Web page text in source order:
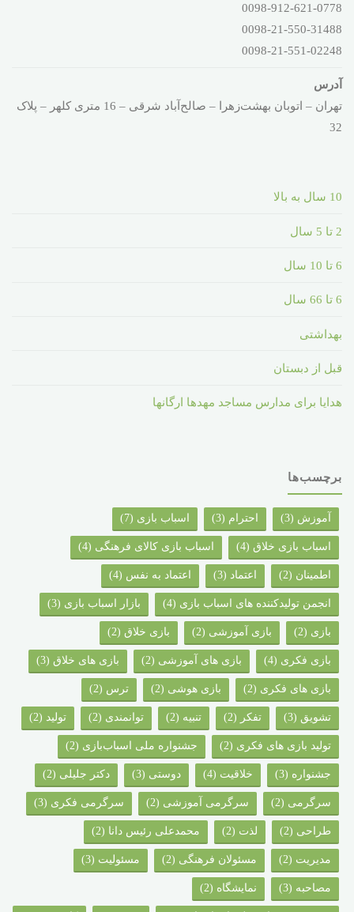
0098-912-621-0778
0098-21-550-31488
0098-21-551-02248
آدرس
تهران – اتوبان بهشت‌زهرا – صالح‌آباد شرقی – 16 متری کلهر – پلاک
32
10 سال به بالا
2 تا 5 سال
6 تا 10 سال
6 تا 66 سال
بهداشتی
قبل از دبستان
هدایا برای مدارس مساجد مهدها ارگانها
برچسب‌ها
آموزش (3) احترام (3) اسباب بازی (7)
اسباب بازی خلاق (4) اسباب بازی کالای فرهنگی (4)
اطمینان (2) اعتماد (3) اعتماد به نفس (4)
انجمن تولیدکننده های اسباب بازی (4) بازار اسباب بازی (3)
بازی (2) بازی آموزشی (2) بازی خلاق (2)
بازی فکری (4) بازی های آموزشی (2) بازی های خلاق (3)
بازی های فکری (2) بازی هوشی (2) ترس (2)
تشویق (3) تفکر (2) تنبیه (2) توانمندی (2) تولید (2)
تولید بازی های فکری (2) جشنواره ملی اسباب‌بازی (2)
جشنواره‌ (3) خلاقیت (4) دوستی (3) دکتر جلیلی (2)
سرگرمی (2) سرگرمی آموزشی (2) سرگرمی فکری (3)
طراحی (2) لذت (2) محمدعلی رئیس دانا (2)
مدیریت (2) مسئولان فرهنگی (2) مسئولیت (3)
مصاحبه (3) نمایشگاه (2)